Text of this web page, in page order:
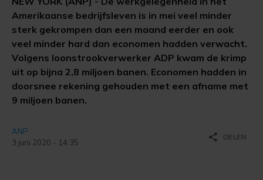
Amerikaanse bedrijfsleven is in mei veel minder
sterk gekrompen dan een maand eerder en ook
veel minder hard dan economen hadden verwacht.
Volgens loonstrookverwerker ADP kwam de krimp
uit op bijna 2,8 miljoen banen. Economen hadden in
doorsnee rekening gehouden met een afname met
9 miljoen banen.
ANP
3 juni 2020 - 14:35
share DELEN